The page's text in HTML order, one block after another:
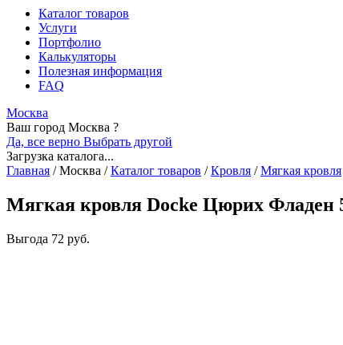
Каталог товаров
Услуги
Портфолио
Калькуляторы
Полезная информация
FAQ
Москва
Ваш город Москва ?
Да, все верно Выбрать другой
Загрузка каталога...
Главная /Москва / Каталог товаров / Кровля / Мягкая кровля
Мягкая кровля Docke Цюрих Фладен
Выгода 72 руб.